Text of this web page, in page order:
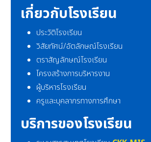
เกี่ยวกับโรงเรียน
ประวัติโรงเรียน
วิสัยทัศน์/อัตลักษณ์โรงเรียน
ตราสัญลักษณ์โรงเรียน
โครงสร้างการบริหารงาน
ผู้บริหารโรงเรียน
ครูและบุคลากรทางการศึกษา
บริการของโรงเรียน